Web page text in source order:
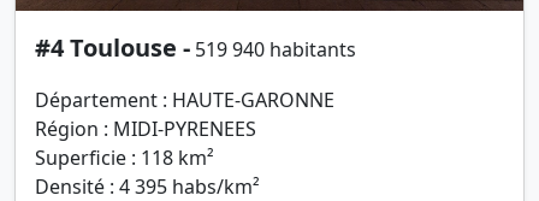
#4 Toulouse - 519 940 habitants
Département : HAUTE-GARONNE
Région : MIDI-PYRENEES
Superficie : 118 km²
Densité : 4 395 habs/km²